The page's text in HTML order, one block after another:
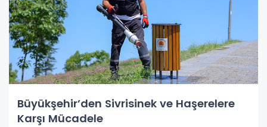
Büyükşehir’den Sivrisinek ve Haşerelere
Karşı Mücadele